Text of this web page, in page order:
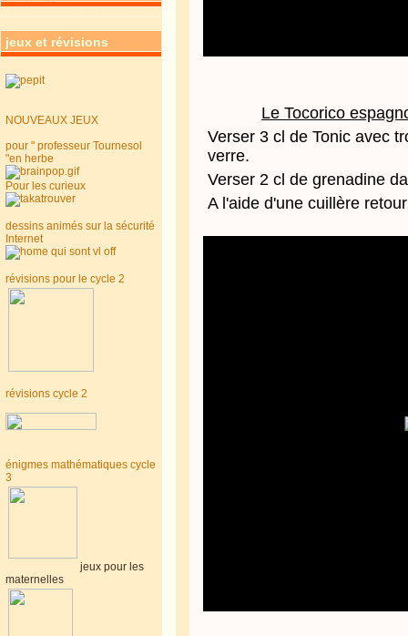
jeux et révisions
NOUVEAUX JEUX
pour " professeur Tournesol
"en herbe
Pour les curieux
dessins animés sur la sécurité
Internet
révisions pour le cycle 2
révisions cycle 2
énigmes mathématiques cycle
3
jeux pour les
maternelles
Le Tocorico
Verser 3 cl de Tonic avec
verre.
Verser 2 cl de grenadine
A l'aide d'une cuillère